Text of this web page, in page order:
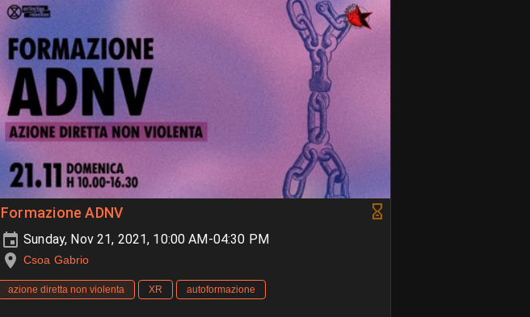
Formazione ADNV
Sunday, Nov 21, 2021, 10:00 AM-04:30 PM
Csoa Gabrio
azione diretta non violenta XR autoformazione